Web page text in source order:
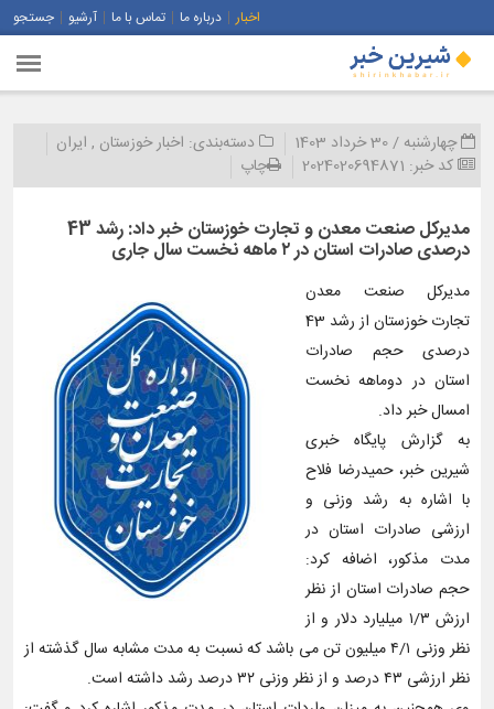
اخبار درباره ما تماس با ما آرشیو جستجو
چهارشنبه / 30 خرداد 1403 دسته‌بندی: اخبار خوزستان , ایران
کد خبر: 2024020694871 چاپ
مدیرکل صنعت معدن و تجارت خوزستان خبر داد: رشد 43
درصدی صادرات استان در ۲ ماهه نخست سال جاری
مدیرکل صنعت معدن
تجارت خوزستان از رشد 43
درصدی حجم صادرات
استان در دوماهه نخست
امسال خبر داد.
به گزارش پایگاه خبری
شیرین خبر، حمیدرضا فلاح
با اشاره به رشد وزنی و
ارزشی صادرات استان در
مدت مذکور، اضافه کرد:
حجم صادرات استان از نظر
ارزش ۱/۳ میلیارد دلار و از
نظر وزنی ۴/۱ میلیون تن می باشد که نسبت به مدت مشابه سال گذشته از
نظر ارزشی ۴۳ درصد و از نظر وزنی ۳۲ درصد رشد داشته است.